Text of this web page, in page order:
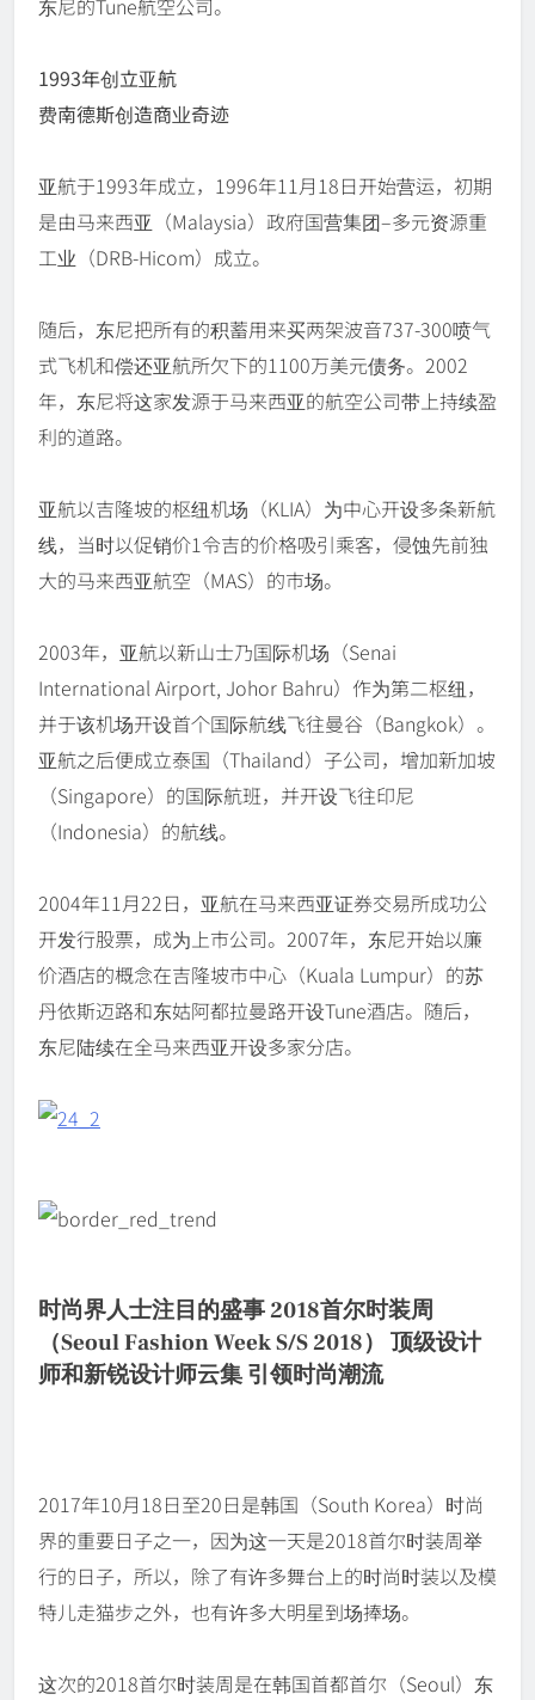
东尼的Tune航空公司。
1993年创立亚航
费南德斯创造商业奇迹
亚航于1993年成立，1996年11月18日开始营运，初期
是由马来西亚（Malaysia）政府国营集团–多元资源重
工业（DRB-Hicom）成立。
随后，东尼把所有的积蓄用来买两架波音737-300喷气
式飞机和偿还亚航所欠下的1100万美元债务。2002
年，东尼将这家发源于马来西亚的航空公司带上持续盈
利的道路。
亚航以吉隆坡的枢纽机场（KLIA）为中心开设多条新航
线，当时以促销价1令吉的价格吸引乘客，侵蚀先前独
大的马来西亚航空（MAS）的市场。
2003年，亚航以新山士乃国际机场（Senai
International Airport, Johor Bahru）作为第二枢纽，
并于该机场开设首个国际航线飞往曼谷（Bangkok）。
亚航之后便成立泰国（Thailand）子公司，增加新加坡
（Singapore）的国际航班，并开设飞往印尼
（Indonesia）的航线。
2004年11月22日，亚航在马来西亚证券交易所成功公
开发行股票，成为上市公司。2007年，东尼开始以廉
价酒店的概念在吉隆坡市中心（Kuala Lumpur）的苏
丹依斯迈路和东姑阿都拉曼路开设Tune酒店。随后，
东尼陆续在全马来西亚开设多家分店。
时尚界人士注目的盛事 2018首尔时装周
（Seoul Fashion Week S/S 2018） 顶级设计
师和新锐设计师云集 引领时尚潮流
2017年10月18日至20日是韩国（South Korea）时尚
界的重要日子之一，因为这一天是2018首尔时装周举
行的日子，所以，除了有许多舞台上的时尚时装以及模
特儿走猫步之外，也有许多大明星到场捧场。
这次的2018首尔时装周是在韩国首都首尔（Seoul）东